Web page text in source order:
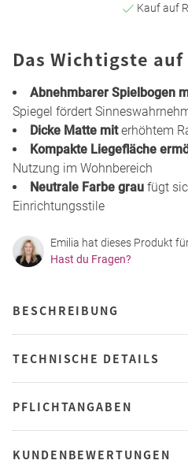
Kauf auf
Das Wichtigste
Abnehmbarer Spielbogen
Spiegel fördert
Dicke Matte miterhöhtem
Kompakte Liegefläche
Nutzung im Wohnbereich
Neutrale Farbe grau fügt
Einrichtungsstile
Emilia hat dieses Produkt
Hast du Fragen?
BESCHREIBUNG
TECHNISCHE DETAILS
PFLICHTANGABEN
KUNDENBEWERTUNGEN